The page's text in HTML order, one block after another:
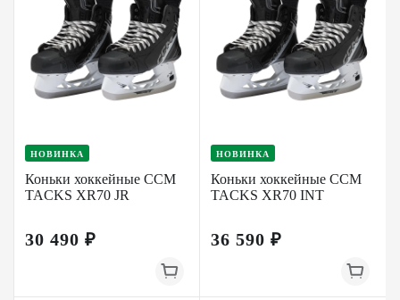
НОВИНКА
Коньки хоккейные CCM
TACKS XR70 JR
30 490 ₽
НОВИНКА
Коньки хоккейные CCM
TACKS XR70 INT
36 590 ₽